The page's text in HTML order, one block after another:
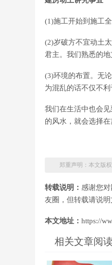
(1)施工开始到施工
(2)岁破方不宜动土
君主。我们熟悉的
(3)环境的布置。无
为混乱的话不仅不利
我们在生活中也会
的风水，就会选择在
郑重声明：本文版
转载说明： 感谢您
友圈，但转载请说明
本文地址： https://
相关文章阅读